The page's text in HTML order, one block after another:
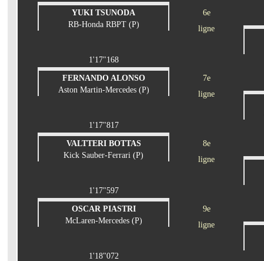
YUKI TSUNODA
RB-Honda RBPT (P)
6e
ligne
1'17"168
FERNANDO ALONSO
Aston Martin-Mercedes (P)
7e
ligne
1'17"817
VALTTERI BOTTAS
Kick Sauber-Ferrari (P)
8e
ligne
1'17"597
OSCAR PIASTRI
McLaren-Mercedes (P)
9e
ligne
1'18"072